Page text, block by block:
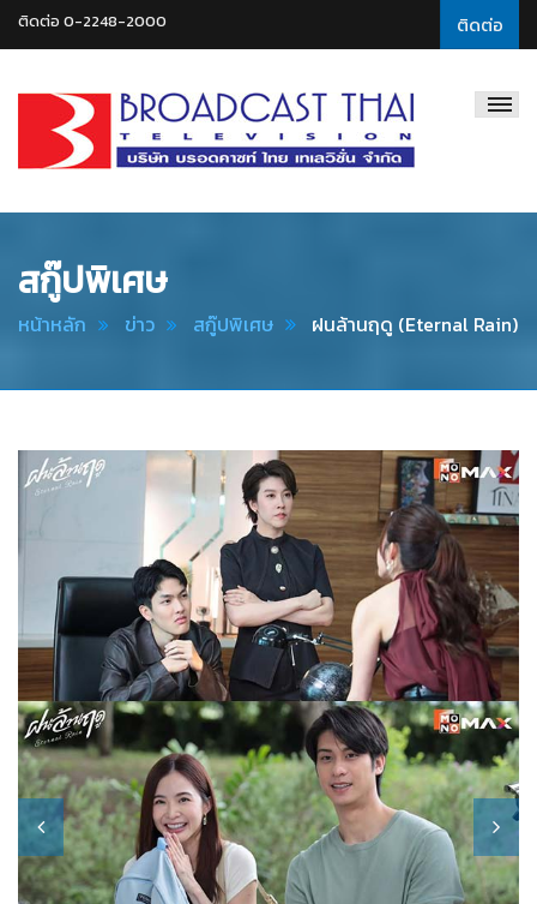
ติดต่อ
ติดต่อ 0-2248-2000
Thai
สกู๊ปพิเศษ
หน้าหลัก ข่าว สกู๊ปพิเศษ ฝนล้านฤดู (Eternal Rain)